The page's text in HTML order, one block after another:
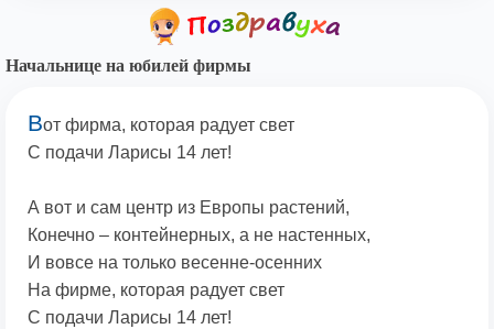
Начальнице на юбилей фирмы
Вот фирма, которая радует свет
С подачи Ларисы 14 лет!
А вот и сам центр из Европы растений,
Конечно – контейнерных, а не настенных,
И вовсе на только весенне-осенних
На фирме, которая радует свет
С подачи Ларисы 14 лет!